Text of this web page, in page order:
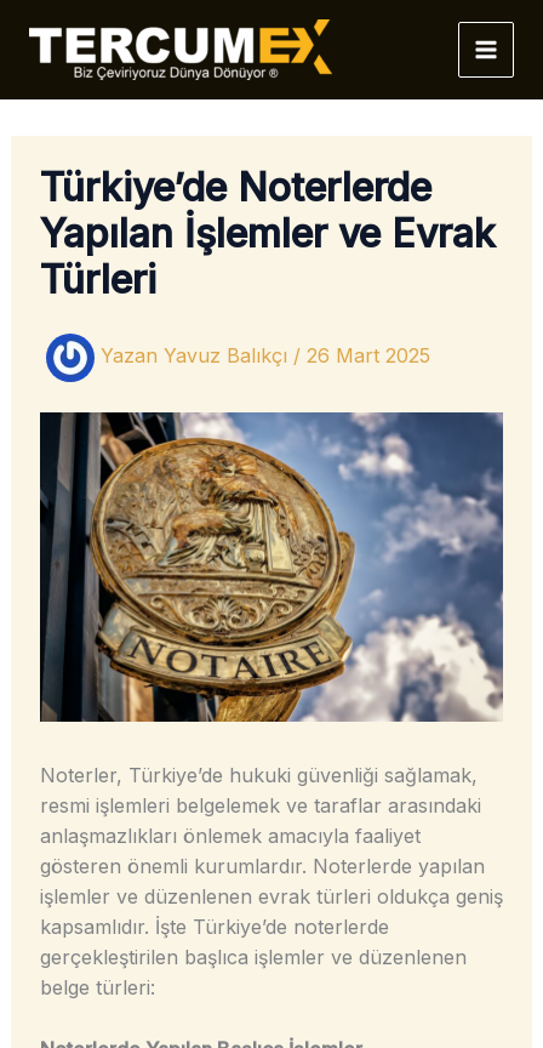
atla
Türkiye’de Noterlerde
Yapılan İşlemler ve Evrak
Türleri
Yazan Yavuz Balıkçı / 26 Mart 2025
Noterler, Türkiye’de hukuki güvenliği sağlamak,
resmi işlemleri belgelemek ve taraflar arasındaki
anlaşmazlıkları önlemek amacıyla faaliyet
gösteren önemli kurumlardır. Noterlerde yapılan
işlemler ve düzenlenen evrak türleri oldukça geniş
kapsamlıdır. İşte Türkiye’de noterlerde
gerçekleştirilen başlıca işlemler ve düzenlenen
belge türleri: